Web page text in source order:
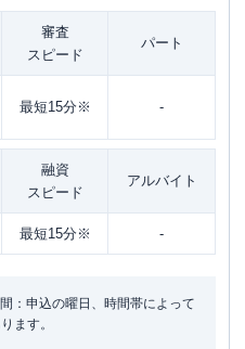
審査
スピード
パート
最短15分※ -
融資
スピード
アルバイト
最短15分※ -
：申込の曜日、時間帯によって
ます。